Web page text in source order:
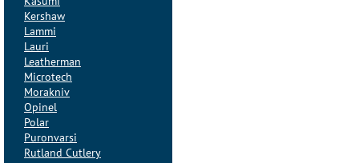
Kershaw
Lammi
Lauri
Leatherman
Microtech
Morakniv
Opinel
Polar
Puronvarsi
Rutland Cutlery